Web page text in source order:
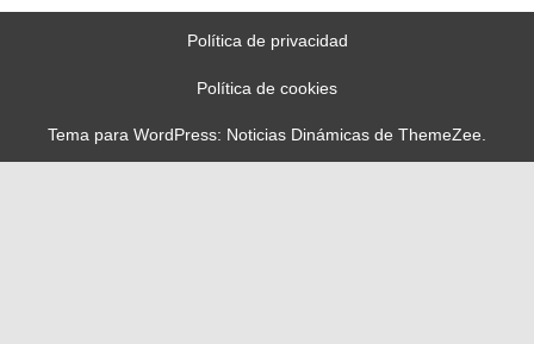
Política de privacidad
Política de cookies
Tema para WordPress: Noticias Dinámicas de ThemeZee.